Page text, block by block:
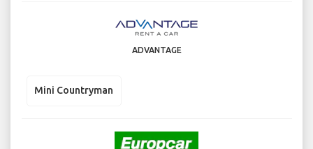
ADVANTAGE
Mini Countryman